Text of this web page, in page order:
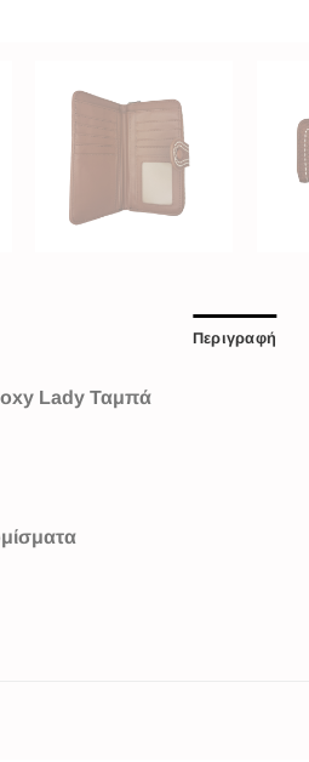
Περιγραφή
Lady Ταμπά